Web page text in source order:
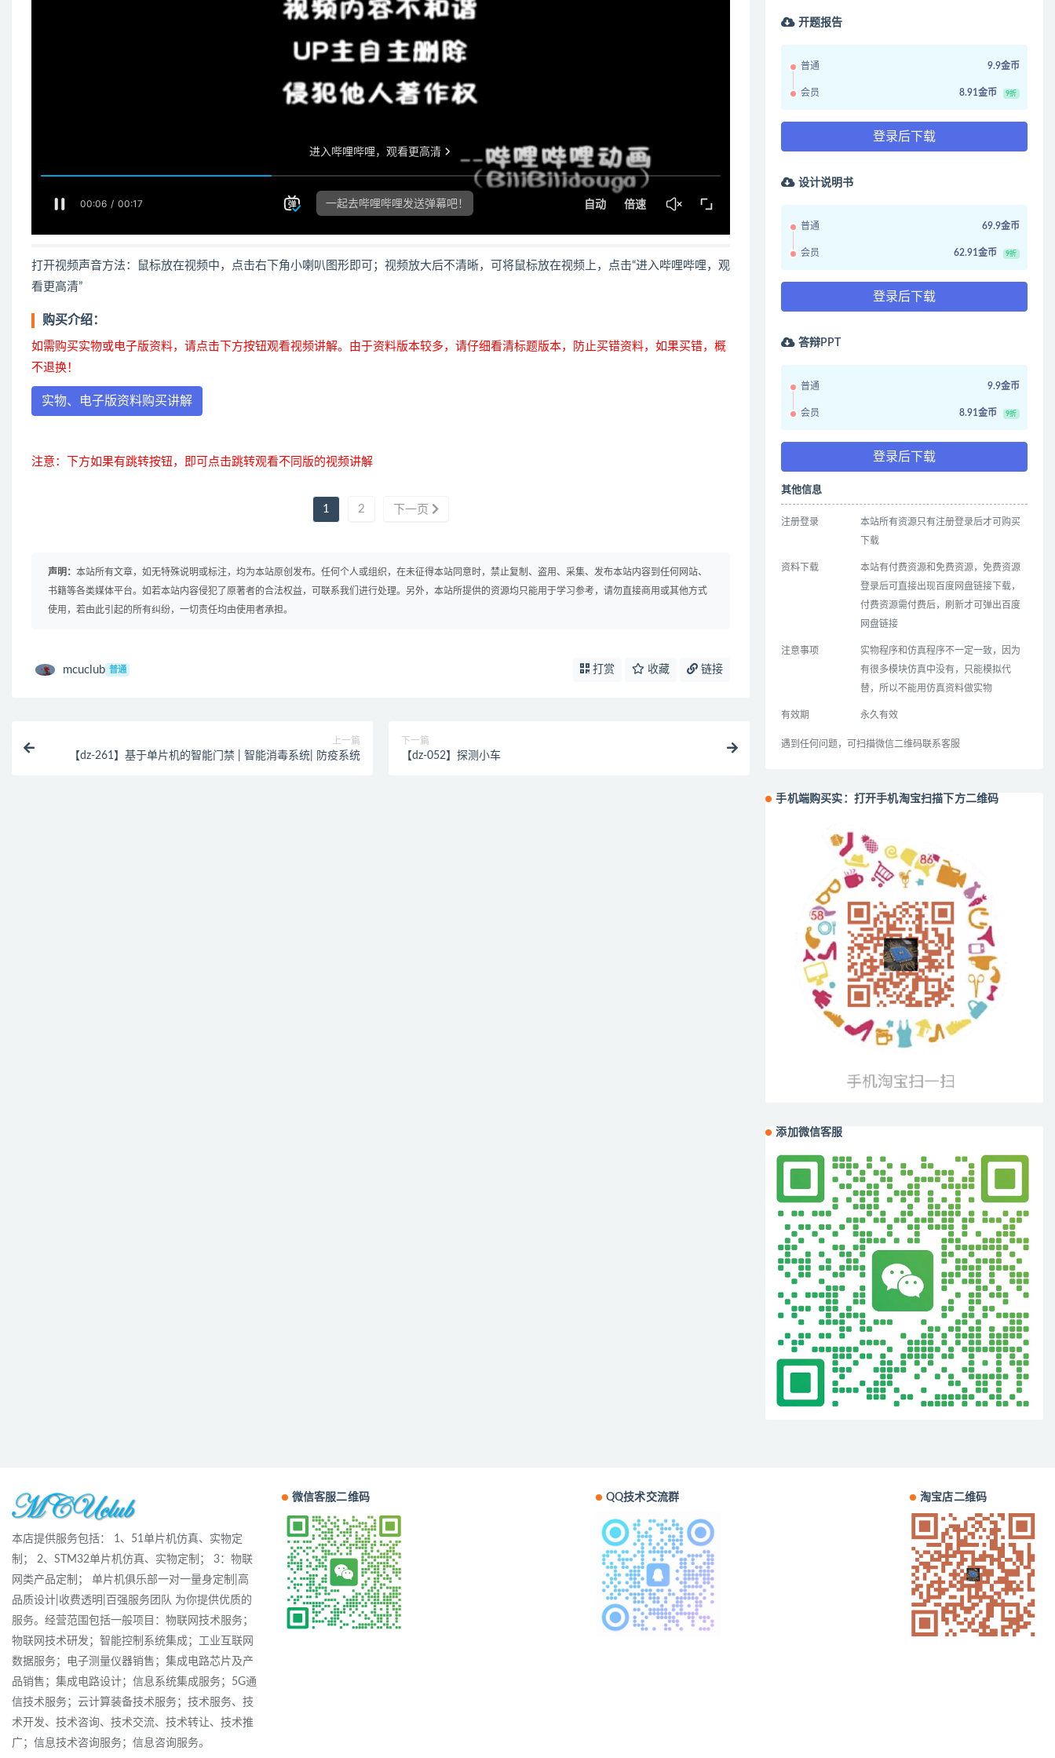
打开视频声音方法：鼠标放在视频中，点击右下角小喇叭图形即可；视频放大后不清晰，可将鼠标放在视频上，点击“进入哔哩哔哩，观
看更高清”
购买介绍：
如需购买实物或电子版资料，请点击下方按钮观看视频讲解。由于资料版本较多，请仔细看清标题版本，防止买错资料，如果买错，概
不退换！
实物、电子版资料购买讲解
注意：下方如果有跳转按钮，即可点击跳转观看不同版的视频讲解
1 2 下一页
声明： 本站所有文章，如无特殊说明或标注，均为本站原创发布。任何个人或组织，在未征得本站同意时，禁止复制、盗用、采集、发布本站内容到任何网站、
书籍等各类媒体平台。如若本站内容侵犯了原著者的合法权益，可联系我们进行处理。另外，本站所提供的资源均只能用于学习参考，请勿直接商用或其他方式
使用，若由此引起的所有纠纷，一切责任均由使用者承担。
mcuclub 普通 打赏 收藏 链接
上一篇
【dz-261】基于单片机的智能门禁 | 智能消毒系统| 防疫系统
下一篇
【dz-052】探测小车
开题报告
普通 9.9金币
会员 8.91金币 9折
登录后下载
设计说明书
普通 69.9金币
会员 62.91金币 9折
登录后下载
答辩PPT
普通 9.9金币
会员 8.91金币 9折
登录后下载
其他信息
注册登录
本站所有资源只有注册登录后才可购买
下载
资料下载
本站有付费资源和免费资源，免费资源
登录后可直接出现百度网盘链接下载，
付费资源需付费后，刷新才可弹出百度
网盘链接
注意事项
实物程序和仿真程序不一定一致，因为
有很多模块仿真中没有，只能模拟代
替，所以不能用仿真资料做实物
有效期 永久有效
遇到任何问题，可扫描微信二维码联系客服
手机端购买实：打开手机淘宝扫描下方二维码
添加微信客服
本店提供服务包括： 1、51单片机仿真、实物定
制； 2、STM32单片机仿真、实物定制； 3：物联
网类产品定制； 单片机俱乐部一对一量身定制|高
品质设计|收费透明|百强服务团队 为你提供优质的
服务。经营范围包括一般项目：物联网技术服务；
物联网技术研发；智能控制系统集成；工业互联网
数据服务；电子测量仪器销售；集成电路芯片及产
品销售；集成电路设计；信息系统集成服务；5G通
信技术服务；云计算装备技术服务；技术服务、技
术开发、技术咨询、技术交流、技术转让、技术推
广；信息技术咨询服务；信息咨询服务。
微信客服二维码 QQ技术交流群 淘宝店二维码